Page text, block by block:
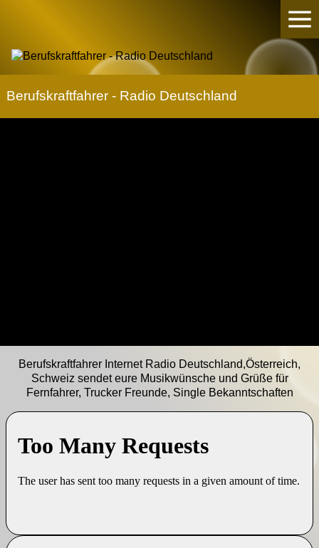
Berufskraftfahrer - Radio Deutschland
Berufskraftfahrer Internet Radio Deutschland,Österreich,
Schweiz sendet eure Musikwünsche und Grüße für
Fernfahrer, Trucker Freunde, Single Bekanntschaften